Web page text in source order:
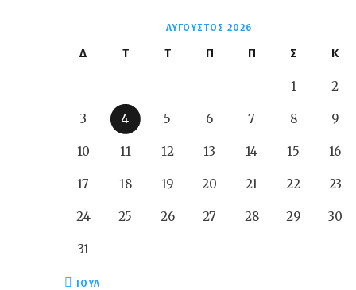
ΑΎΓΟΥΣΤΟΣ 2026
Δ Τ Τ Π Π Σ Κ
1 2
3 4 5 6 7 8 9
10 11 12 13 14 15 16
17 18 19 20 21 22 23
24 25 26 27 28 29 30
31
« ΙΟΎΛ